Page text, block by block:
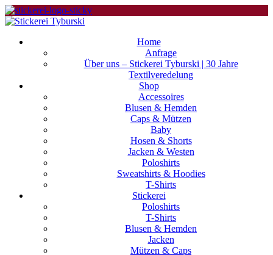
Home
Anfrage
Über uns – Stickerei Tyburski | 30 Jahre
Textilveredelung
Shop
Accessoires
Blusen & Hemden
Caps & Mützen
Baby
Hosen & Shorts
Jacken & Westen
Poloshirts
Sweatshirts & Hoodies
T-Shirts
Stickerei
Poloshirts
T-Shirts
Blusen & Hemden
Jacken
Mützen & Caps